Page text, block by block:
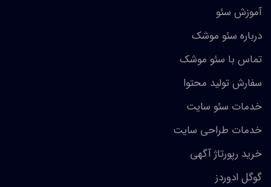
آموزش سئو
درباره سئو موشک
تماس با سئو موشک
سفارش تولید محتوا
خدمات سئو سایت
خدمات طراحی سایت
خرید رپورتاژ آگهی
گوگل ادوردز